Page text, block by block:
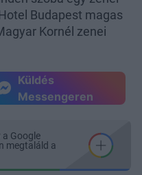
Budapest magas
Kornél zenei
Küldés
Messengeren
a Google
megtaláld a